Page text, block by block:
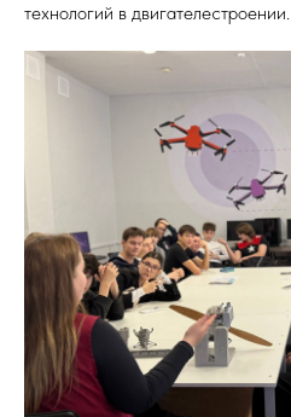
технологий в двигателестроении.